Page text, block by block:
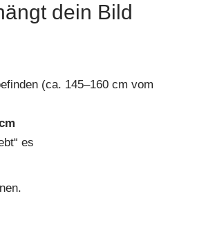
dein Bild
(ca. 145–160 cm vom
es